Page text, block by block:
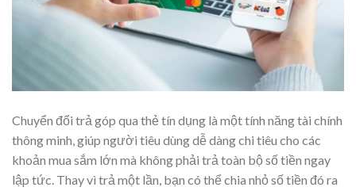
Chuyển đổi trả góp qua thẻ tín dụng là một tính năng tài chính
thông minh, giúp người tiêu dùng dễ dàng chi tiêu cho các
khoản mua sắm lớn mà không phải trả toàn bộ số tiền ngay
lập tức. Thay vì trả một lần, bạn có thể chia nhỏ số tiền đó ra